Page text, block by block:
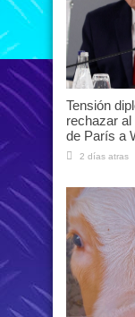
Tensión
rechazar
de París a
2 días atras